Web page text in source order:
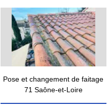
Pose et changement de faitage
71 Saône-et-Loire